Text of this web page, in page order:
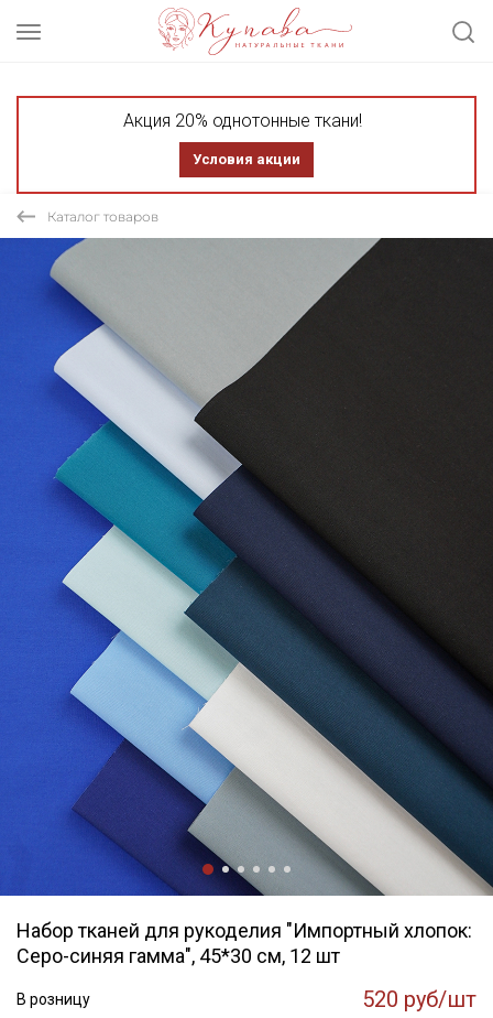
Акция 20% однотонные ткани!
Условия акции
Каталог товаров
Набор тканей для рукоделия "Импортный хлопок:
Серо-синяя гамма", 45*30 см, 12 шт
В розницу 520 руб/шт